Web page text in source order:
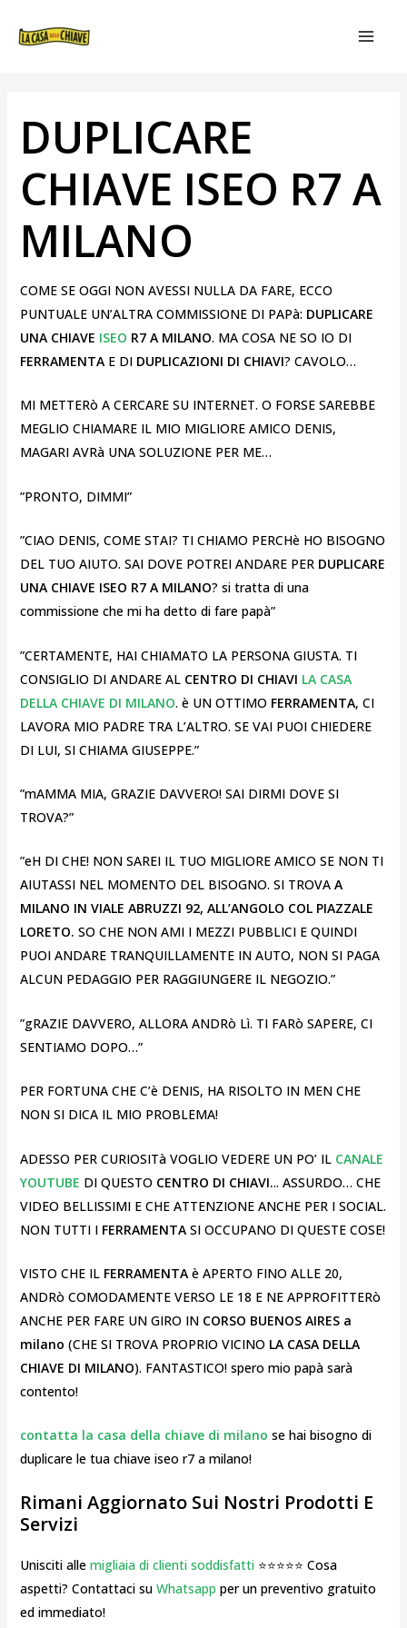
DUPLICARE
CHIAVE ISEO R7 A
MILANO
COME SE OGGI NON AVESSI NULLA DA FARE, ECCO
PUNTUALE UN’ALTRA COMMISSIONE DI PAPà: DUPLICARE
UNA CHIAVE ISEO R7 A MILANO. MA COSA NE SO IO DI
FERRAMENTA E DI DUPLICAZIONI DI CHIAVI? CAVOLO…
MI METTERò A CERCARE SU INTERNET. O FORSE SAREBBE
MEGLIO CHIAMARE IL MIO MIGLIORE AMICO DENIS,
MAGARI AVRà UNA SOLUZIONE PER ME…
”PRONTO, DIMMI”
”CIAO DENIS, COME STAI? TI CHIAMO PERCHè HO BISOGNO
DEL TUO AIUTO. SAI DOVE POTREI ANDARE PER DUPLICARE
UNA CHIAVE ISEO R7 A MILANO? si tratta di una
commissione che mi ha detto di fare papà”
”CERTAMENTE, HAI CHIAMATO LA PERSONA GIUSTA. TI
CONSIGLIO DI ANDARE AL CENTRO DI CHIAVI LA CASA
DELLA CHIAVE DI MILANO. è UN OTTIMO FERRAMENTA, CI
LAVORA MIO PADRE TRA L’ALTRO. SE VAI PUOI CHIEDERE
DI LUI, SI CHIAMA GIUSEPPE.”
”mAMMA MIA, GRAZIE DAVVERO! SAI DIRMI DOVE SI
TROVA?”
”eH DI CHE! NON SAREI IL TUO MIGLIORE AMICO SE NON TI
AIUTASSI NEL MOMENTO DEL BISOGNO. SI TROVA A
MILANO IN VIALE ABRUZZI 92, ALL’ANGOLO COL PIAZZALE
LORETO. SO CHE NON AMI I MEZZI PUBBLICI E QUINDI
PUOI ANDARE TRANQUILLAMENTE IN AUTO, NON SI PAGA
ALCUN PEDAGGIO PER RAGGIUNGERE IL NEGOZIO.”
”gRAZIE DAVVERO, ALLORA ANDRò Lì. TI FARò SAPERE, CI
SENTIAMO DOPO…”
PER FORTUNA CHE C’è DENIS, HA RISOLTO IN MEN CHE
NON SI DICA IL MIO PROBLEMA!
ADESSO PER CURIOSITà VOGLIO VEDERE UN PO’ ILCANALE
YOUTUBE DI QUESTO CENTRO DI CHIAVI... ASSURDO… CHE
VIDEO BELLISSIMI E CHE ATTENZIONE ANCHE PER I SOCIAL.
NON TUTTI I FERRAMENTA SI OCCUPANO DI QUESTE COSE!
VISTO CHE IL FERRAMENTA è APERTO FINO ALLE 20,
ANDRò COMODAMENTE VERSO LE 18 E NE APPROFITTERò
ANCHE PER FARE UN GIRO IN CORSO BUENOS AIRES a
milano (CHE SI TROVA PROPRIO VICINO LA CASA DELLA
CHIAVE DI MILANO). FANTASTICO! spero mio papà sarà
contento!
contatta la casa della chiave di milano se hai bisogno di
duplicare le tua chiave iseo r7 a milano!
Rimani Aggiornato Sui Nostri Prodotti E
Servizi
Unisciti alle migliaia di clienti soddisfatti⭐⭐⭐⭐⭐ Cosa
aspetti? Contattaci su Whatsapp per un preventivo gratuito
ed immediato!
ARTICOLI